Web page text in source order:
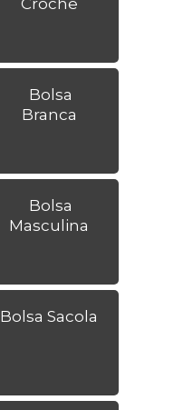
Bolsa
Branca
Bolsa
Masculina
Bolsa Sacola